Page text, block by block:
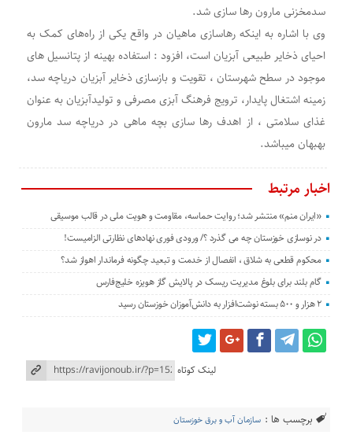
سدمخزنی مارون رها سازی شد.
وی با اشاره به اینکه رهاسازی ماهیان در واقع یکی از راه‌های کمک به
احیای ذخایر طبیعی آبزیان است، افزود : استفاده بهینه از پتانسیل های
موجود در سطح شهرستان ، تقویت و بازسازی ذخایر آبزیان دریاچه سد،
زمینه اشتغال پایدار، ترویج فرهنگ آبزی مصرفی و تولیدآبزیان به عنوان
غذای سلامتی ، از اهدف رها سازی بچه ماهی در دریاچه سد مارون
بهبهان میباشد.
اخبار مرتبط
«ایران منم» منتشر شد؛ روایت حماسه، مقاومت و هویت ملی در قالب موسیقی
در نوسازی خوزستان چه می گذرد ؟/ ورودی فوری نهادهای نظارتی الزامیست!
محکوم قطعی به شلاق ، انفصال از خدمت و تبعید چگونه فرماندار اهواز شد؟
گام بلند برای بلوغ مدیریت ریسک در پالایش گاز هویزه خلیج‌فارس
۲ هزار و ۵۰۰ بسته نوشت‌افزار به دانش‌آموزان خوزستان رسید
لینک کوتاه
برچسب ها : سازمان آب و برق خوزستان